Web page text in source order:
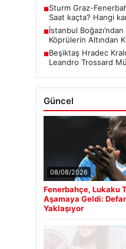
■Sturm Graz-
Saat kaçta? Hangi
■İstanbul
Köprülerin Altından
■Beşiktaş Hradec
Leandro Trossard
Güncel
08/08/2026
Fenerbahçe, Lukaku
Aşamaya Geldi:
Yaklaşıyor